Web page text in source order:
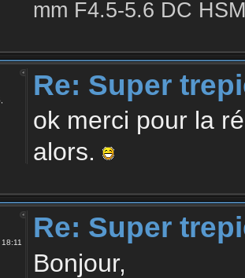
mm F4.5-5.6 DC
Re: Super
ok merci pour la
alors.
Re: Super
Bonjour,